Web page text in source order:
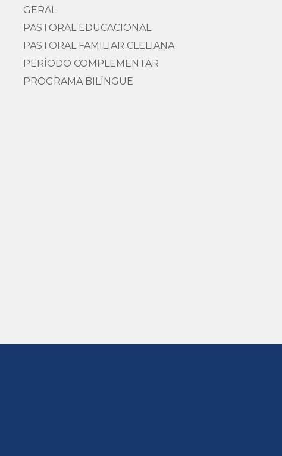
GERAL
PASTORAL EDUCACIONAL
PASTORAL FAMILIAR CLELIANA
PERÍODO COMPLEMENTAR
PROGRAMA BILÍNGUE